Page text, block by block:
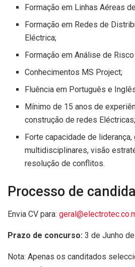
Formação em Linhas Aéreas
Formação em Redes de
Eléctrica;
Formação em Análise de
Conhecimentos MS Project;
Fluência em Português e
Mínimo de 15 anos de
construção de redes Eléctricas;
Forte capacidade de
multidisciplinares, visão
resolução de conflitos.
Processo de
Envia CV para:
Prazo de concurso: 3 de Junho
Nota: Apenas os canditados